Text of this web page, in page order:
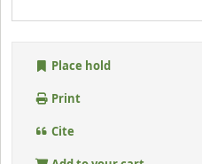
Place hold
Print
Cite